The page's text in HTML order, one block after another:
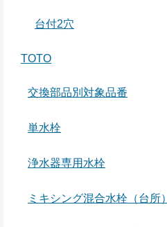
台付2穴
TOTO
交換部品別対象品番
単水栓
浄水器専用水栓
ミキシング混合水栓（台所）